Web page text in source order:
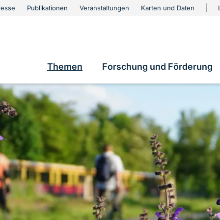
Publikationen Veranstaltungen Karten und Daten
Hauptnavigation
Themen Forschung und Förderung